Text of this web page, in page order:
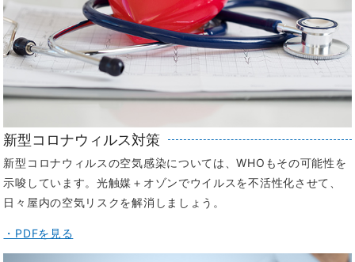
新型コロナウィルス対策
新型コロナウィルスの空気感染については、WHOもその可能性を
示唆しています。光触媒＋オゾンでウイルスを不活性化させて、
日々屋内の空気リスクを解消しましょう。
・PDFを見る